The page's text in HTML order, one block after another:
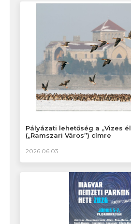
Pályázati lehetőség a „Vizes
(„Ramszari Város”) címre
2026.06.03.